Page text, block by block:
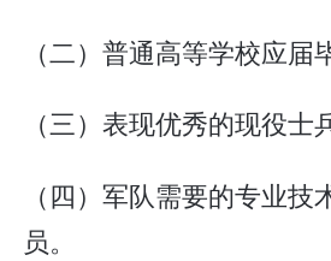
（二）普通高等学校应届
（三）表现优秀的现役士
（四）军队需要的专业技
员。